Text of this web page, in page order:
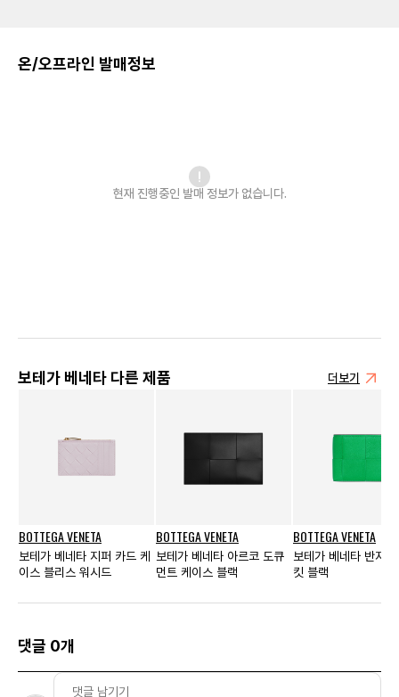
온/오프라인 발매정보
현재 진행중인 발매 정보가 없습니다.
보테가 베네타 다른 제품 더보기
BOTTEGA VENETA
보테가 베네타 지퍼 카드 케
이스 블리스 워시드
BOTTEGA VENETA
보테가 베네타 아르코 도큐
먼트 케이스 블랙
BOTTEGA VENETA
보테가 베네타 반지
킷 블랙
댓글 0개